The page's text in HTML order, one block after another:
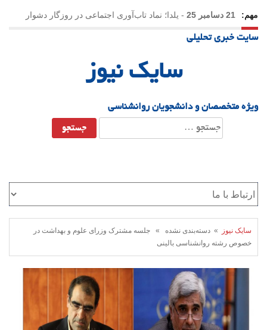
مهم: 21 دسامبر 25 - یلدا؛ نماد تاب‌آوری اجتماعی در روزگار دشوار
سایت خبری تحلیلی
سایک نیوز
ویژه متخصصان و دانشجویان روانشناسی
جستجو
برای:
سایک نیوز
» دسته‌بندی نشده » جلسه مشترک وزرای علوم و بهداشت در
خصوص رشته روانشناسی بالینی